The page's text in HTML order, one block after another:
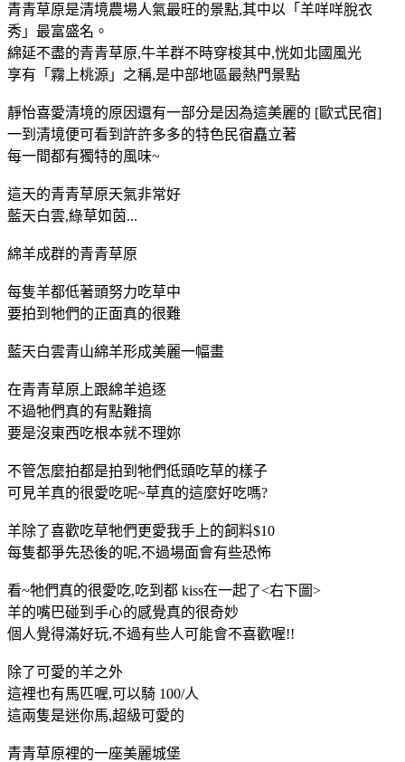
青青草原是清境農場人氣最旺的景點,其中以「羊咩咩脫衣
秀」最富盛名。
綿延不盡的青青草原,牛羊群不時穿梭其中,恍如北國風光
享有「霧上桃源」之稱,是中部地區最熱門景點
靜怡喜愛清境的原因還有一部分是因為這美麗的 [歐式民宿]
一到清境便可看到許許多多的特色民宿矗立著
每一間都有獨特的風味~
這天的青青草原天氣非常好
藍天白雲,綠草如茵...
綿羊成群的青青草原
每隻羊都低著頭努力吃草中
要拍到牠們的正面真的很難
藍天白雲青山綿羊形成美麗一幅畫
在青青草原上跟綿羊追逐
不過牠們真的有點難搞
要是沒東西吃根本就不理妳
不管怎麼拍都是拍到牠們低頭吃草的樣子
可見羊真的很愛吃呢~草真的這麼好吃嗎?
羊除了喜歡吃草牠們更愛我手上的飼料$10
每隻都爭先恐後的呢,不過場面會有些恐怖
看~牠們真的很愛吃,吃到都 kiss在一起了<右下圖>
羊的嘴巴碰到手心的感覺真的很奇妙
個人覺得滿好玩,不過有些人可能會不喜歡喔!!
除了可愛的羊之外
這裡也有馬匹喔,可以騎 100/人
這兩隻是迷你馬,超級可愛的
青青草原裡的一座美麗城堡